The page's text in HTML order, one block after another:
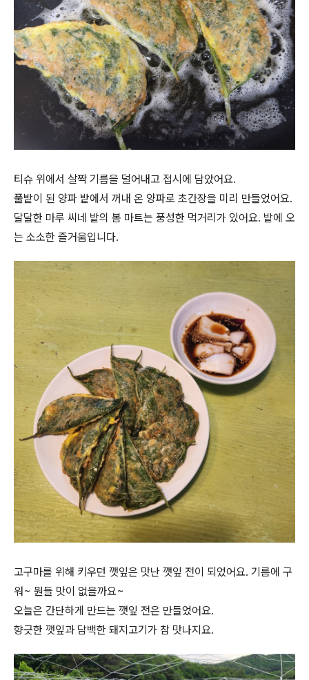
티슈 위에서 살짝 기름을 덜어내고 접시에 담았어요.
풀밭이 된 양파 밭에서 꺼내 온 양파로 초간장을 미리 만들었어요.
달달한 마루 씨네 밭의 봄 마트는 풍성한 먹거리가 있어요. 밭에 오
는 소소한 즐거움입니다.
고구마를 위해 키우던 깻잎은 맛난 깻잎 전이 되었어요. 기름에 구
워~ 뭔들 맛이 없을까요~
오늘은 간단하게 만드는 깻잎 전은 만들었어요.
향긋한 깻잎과 담백한 돼지고기가 참 맛나지요.